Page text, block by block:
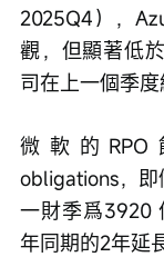
2025Q4），
觀，但顯著低
司在上一個季
微軟的RPO
obligations，
一財季爲3920
年同期的2年延